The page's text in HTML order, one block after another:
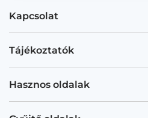
Kapcsolat
Tájékoztatók
Hasznos oldalak